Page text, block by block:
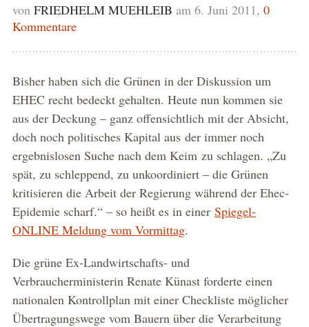
von FRIEDHELM MUEHLEIB am 6. Juni 2011, 0
Kommentare
Bisher haben sich die Grünen in der Diskussion um
EHEC recht bedeckt gehalten. Heute nun kommen sie
aus der Deckung – ganz offensichtlich mit der Absicht,
doch noch politisches Kapital aus der immer noch
ergebnislosen Suche nach dem Keim zu schlagen. „Zu
spät, zu schleppend, zu unkoordiniert – die Grünen
kritisieren die Arbeit der Regierung während der Ehec-
Epidemie scharf.“ – so heißt es in einer Spiegel-
ONLINE Meldung vom Vormittag.
Die grüne Ex-Landwirtschafts- und
Verbraucherministerin Renate Künast forderte einen
nationalen Kontrollplan mit einer Checkliste möglicher
Übertragungswege vom Bauern über die Verarbeitung